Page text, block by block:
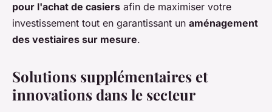
pour l'achat de casiers afin de maximiser votre
investissement tout en garantissant un aménagement
des vestiaires sur mesure.
Solutions supplémentaires et
innovations dans le secteur